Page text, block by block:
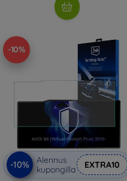
-10%
-10%
Alennus
kupongilla
EXTRA10